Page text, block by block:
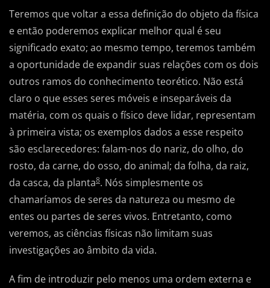
Teremos que voltar a essa definição do objeto da física
e então poderemos explicar melhor qual é seu
significado exato; ao mesmo tempo, teremos também
a oportunidade de expandir suas relações com os dois
outros ramos do conhecimento teorético. Não está
claro o que esses seres móveis e inseparáveis da
matéria, com os quais o físico deve lidar, representam
à primeira vista; os exemplos dados a esse respeito
são esclarecedores: falam-nos do nariz, do olho, do
rosto, da carne, do osso, do animal; da folha, da raiz,
da casca, da planta8. Nós simplesmente os
chamaríamos de seres da natureza ou mesmo de
entes ou partes de seres vivos. Entretanto, como
veremos, as ciências físicas não limitam suas
investigações ao âmbito da vida.
A fim de introduzir pelo menos uma ordem externa e